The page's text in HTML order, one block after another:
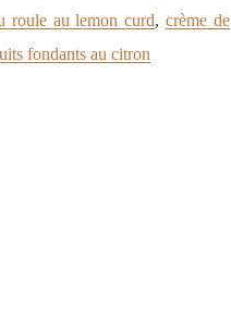
roule au lemon curd, crème de
fondants au citron